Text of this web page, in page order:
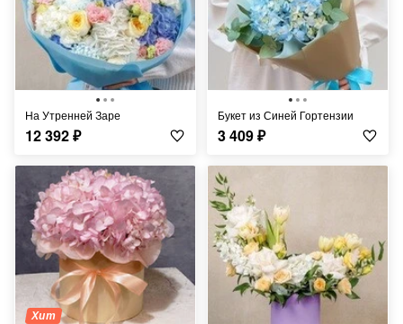
На Утренней Заре
12 392₽
Букет из Синей Гортензии
3 409₽
Хит